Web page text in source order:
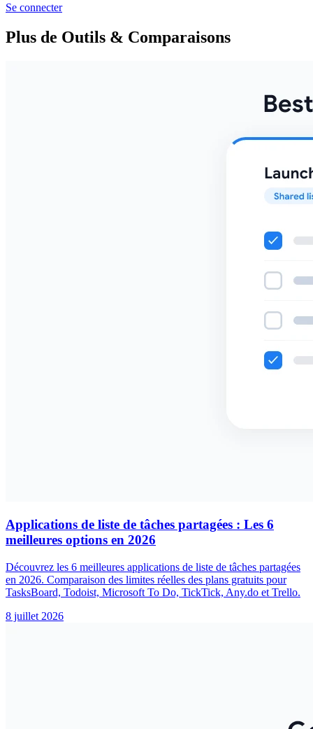
Se connecter
Plus de Outils & Comparaisons
Applications de liste de tâches partagées : Les 6
meilleures options en 2026
Découvrez les 6 meilleures applications de liste de tâches partagées
en 2026. Comparaison des limites réelles des plans gratuits pour
TasksBoard, Todoist, Microsoft To Do, TickTick, Any.do et Trello.
8 juillet 2026